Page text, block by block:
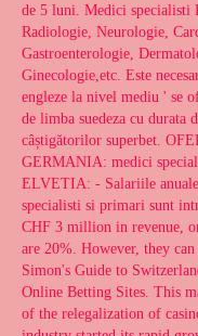
de 5 luni. Medici specialisti
Radiologie, Neurologie,
Gastroenterologie,
Ginecologie,etc. Este
engleze la nivel mediu ' se
de limba suedeza cu durata
câștigătorilor superbet.
GERMANIA: medici
ELVETIA: - Salariile
specialisti si primari sunt
CHF 3 million in revenue,
are 20%. However, they can
Simon's Guide to
Online Betting Sites. This
of the relegalization of